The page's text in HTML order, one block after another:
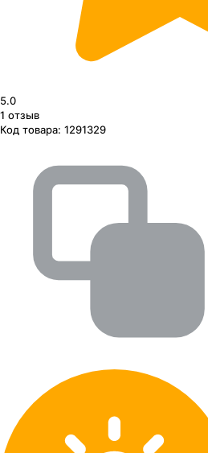
5.0
1 отзыв
Код товара: 1291329